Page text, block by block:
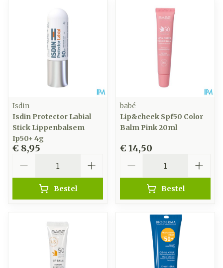
Isdin
Isdin Protector Labial
Stick Lippenbalsem
Ip50+ 4g
€ 8,95
Bestel
babé
Lip&cheek Spf50 Color
Balm Pink 20ml
€ 14,50
Bestel